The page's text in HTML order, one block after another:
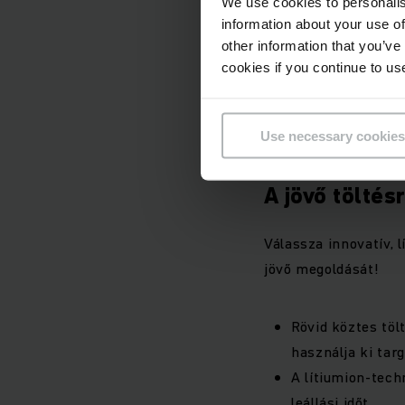
information about your use
other information that
cookies if you continue to
Use necessary
A csatlakozó
A
A jövő
Válassza innovatív,
jövő megoldását!
Rövid köztes
használja ki
A lítiumion-